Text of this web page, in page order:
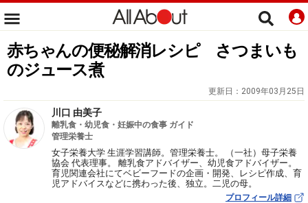
赤ちゃんの便秘解消レシピ さつまいも
のジュース煮
更新日： 2009年03月25日
川口 由美子
離乳食・幼児食・妊娠中の食事 ガイド
管理栄養士
女子栄養大学 生涯学習講師。管理栄養士。 （一社）母子栄養
協会 代表理事。 離乳食アドバイザー、幼児食アドバイザー。
育児関連会社にてベビーフードの企画・開発、レシピ作成、育
児アドバイスなどに携わった後、独立。二児の母。
プロフィール詳細